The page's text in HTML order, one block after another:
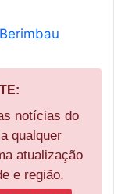
notícias do
qualquer
atualização
e região,